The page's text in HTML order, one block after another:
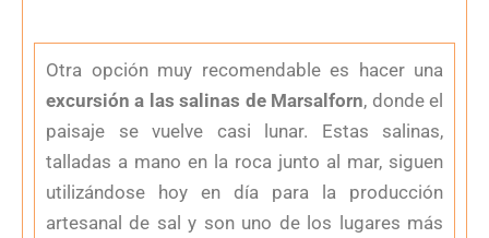
Otra opción muy recomendable es hacer una
excursión a las salinas de Marsalforn, donde el
paisaje se vuelve casi lunar. Estas salinas,
talladas a mano en la roca junto al mar, siguen
utilizándose hoy en día para la producción
artesanal de sal y son uno de los lugares más